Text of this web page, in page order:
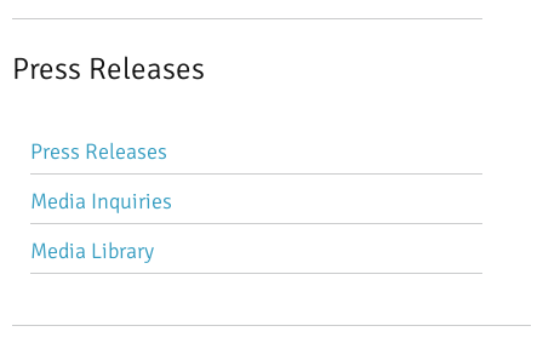
Press Releases
Skip
navigation
Press Releases
Media Inquiries
Media Library